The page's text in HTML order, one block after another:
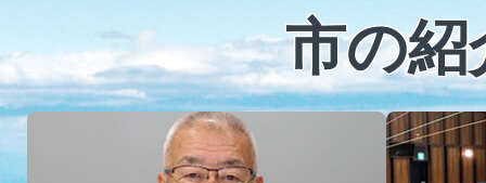
市の紹